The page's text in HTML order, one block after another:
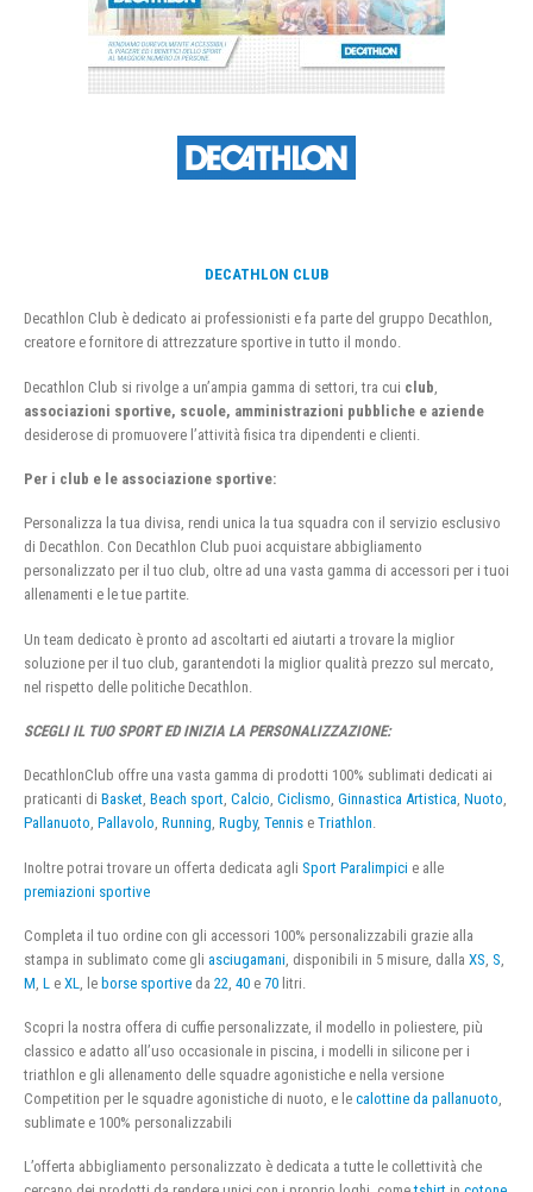
DECATHLON CLUB
Decathlon Club è dedicato ai professionisti e fa parte del gruppo Decathlon,
creatore e fornitore di attrezzature sportive in tutto il mondo.
Decathlon Club si rivolge a un’ampia gamma di settori, tra cui club
associazioni sportive, scuole, amministrazioni pubbliche e aziende
desiderose di promuovere l’attività fisica tra dipendenti e clienti.
Per i club e le associazione sportive:
Personalizza la tua divisa, rendi unica la tua squadra con il servizio esclusivo
di Decathlon. Con Decathlon Club puoi acquistare abbigliamento
personalizzato per il tuo club, oltre ad una vasta gamma di accessori per i tuoi
allenamenti e le tue partite.
Un team dedicato è pronto ad ascoltarti ed aiutarti a trovare la miglior
soluzione per il tuo club, garantendoti la miglior qualità prezzo sul mercato,
nel rispetto delle politiche Decathlon.
SCEGLI IL TUO SPORT ED INIZIA LA PERSONALIZZAZIONE:
DecathlonClub offre una vasta gamma di prodotti 100% sublimati dedicati ai
praticanti di Basket, Beach sport, Calcio, Ciclismo, Ginnastica Artistica, Nuoto,
Pallanuoto, Pallavolo, Running, Rugby, Tennis e Triathlon.
Inoltre potrai trovare un offerta dedicata agli Sport Paralimpici e alle
premiazioni sportive
Completa il tuo ordine con gli accessori 100% personalizzabili grazie alla
stampa in sublimato come gli asciugamani , disponibili in 5 misure, dalla XS S
M L e XL , le borse sportive da 22 40 e 70 litri.
Scopri la nostra offera di cuffie personalizzate, il modello in poliestere, più
classico e adatto all’uso occasionale in piscina, i modelli in silicone per i
triathlon e gli allenamento delle squadre agonistiche e nella versione
Competition per le squadre agonistiche di nuoto, e le calottine da pallanuoto,
sublimate e 100% personalizzabili
L’offerta abbigliamento personalizzato è dedicata a tutte le collettività che